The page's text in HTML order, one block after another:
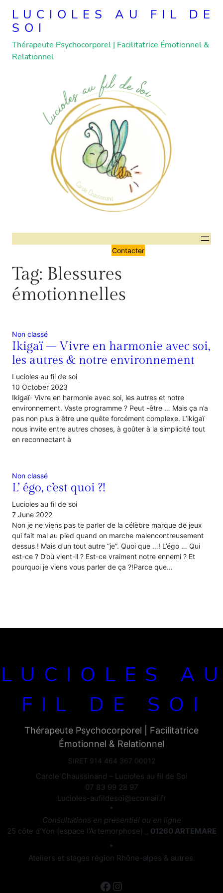
content
LUCIOLES AU FIL DE
SOI
Thérapeute Psychocorporel | Facilitatrice Émotionnel &
Relationnel
Contacter
Tag: Blessures
émotionnelles
Non classé
Ikigaï – Vivre en harmonie avec soi,
les autres & notre environnement
Lucioles au fil de soi
10 October 2023
Ikigaï- Vivre en harmonie avec soi, les autres et notre
environnement. Vaste programme ? Peut -être … Mais ça n’a
pas non plus à être une quête forcément complexe. L’ikigaï
nous invite entre autres choses, à goûter à la simplicité tout
en reconnectant à
Non classé
L’ égo, c’est quoi ?!
Lucioles au fil de soi
7 June 2022
Non je ne viens pas te parler de la célèbre marque de jeux
qui fait mal au pied quand on marche malencontreusement
dessus ! Mais d’un tout autre “je”. Quoi que …! L’égo … Qui
est-ce ? D’où vient-il ? Est-ce vraiment notre ennemi ? Et
pourquoi je viens vous parler de ça ?!Parce que…
LUCIOLES
FIL DE SOI
Thérapeute Psychocorporel | Facilitatrice
Émotionnel & Relationnel
SIRET 914 464 367 00012
Carole Chaussinand – Lucioles au fil de Soi
07 83 99 28 97
Lucioles-aufildesoi@ecomail.fr
*
Consultations en présentiel ou en ligne
25 côte d’Yon (espace l’Artemorphose) _ 01260 ARTEMARE
*
Ateliers et stages région Rhône-alpes & autres.
Facebook Instagram